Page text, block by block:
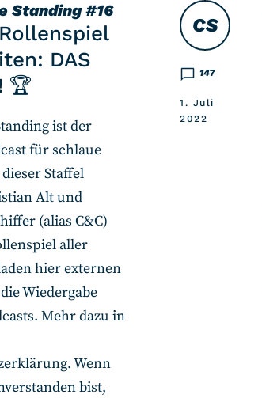
Standing#16
DAS
🏆
ist der
für schlaue
Staffel
Alt und
(alias C&C)
aller
hier externen
Wiedergabe
Mehr dazu in
Wenn
bist,
CS
147
1. Juli
2022